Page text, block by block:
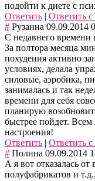
подойти к диете с
Ответить | Ответить с
# Рузанна 09.09.2014
С недавнего времени
За полтора месяца
похудения активно
условиях, делала
силовые, аэробика,
занималась и так
времени для себя
планирую
быстрее пойдет.
настроения!
Ответить | Ответить с
# Полина 09.09.2014
А я вот отказалась
полуфабрикатов и